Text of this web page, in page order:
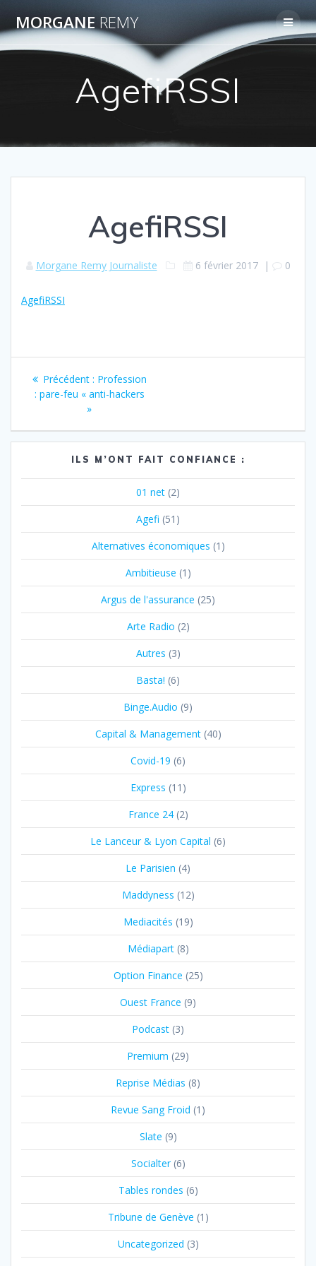
contenu
MORGANE REMY
AgefiRSSI
AgefiRSSI
Morgane Remy Journaliste 6 février 2017| 0
AgefiRSSI
Navigation
l’article
Précédent : Article
précédent
Profession
: pare-feu « anti-hackers
»
ILS M’ONT FAIT CONFIANCE :
01 net (2)
Agefi (51)
Alternatives économiques (1)
Ambitieuse (1)
Argus de l'assurance (25)
Arte Radio (2)
Autres (3)
Basta! (6)
Binge.Audio (9)
Capital & Management(40)
Covid-19 (6)
Express (11)
France 24(2)
Le Lanceur & Lyon Capital (6)
Le Parisien (4)
Maddyness (12)
Mediacités (19)
Médiapart(8)
Option Finance (25)
Ouest France (9)
Podcast (3)
Premium (29)
Reprise Médias (8)
Revue Sang Froid (1)
Slate (9)
Socialter(6)
Tables rondes (6)
Tribune de Genève (1)
Uncategorized (3)